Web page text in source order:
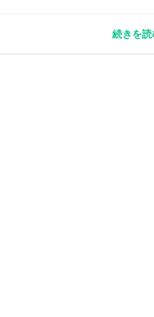
続きを